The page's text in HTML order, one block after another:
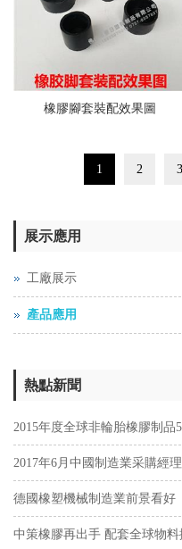
橡膠腳套裝配效果圖
1 2 3
展示應用
工廠展示
產品應用
熱點新聞
2015年度全球非輪胎橡膠制品
2017年6月中國制造業采購經
德國橡塑機械制造業前景看好
中策橡膠再出手 配套全球物